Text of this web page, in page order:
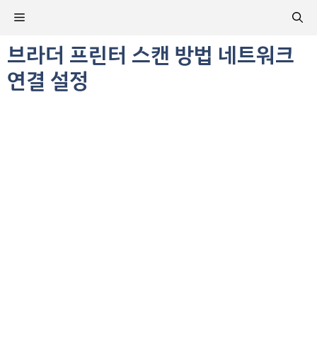
로
건
메
뉴
브라더 프린터 스캔 방법 네트워크
연결 설정